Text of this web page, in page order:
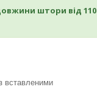
штори від 110
вставленими